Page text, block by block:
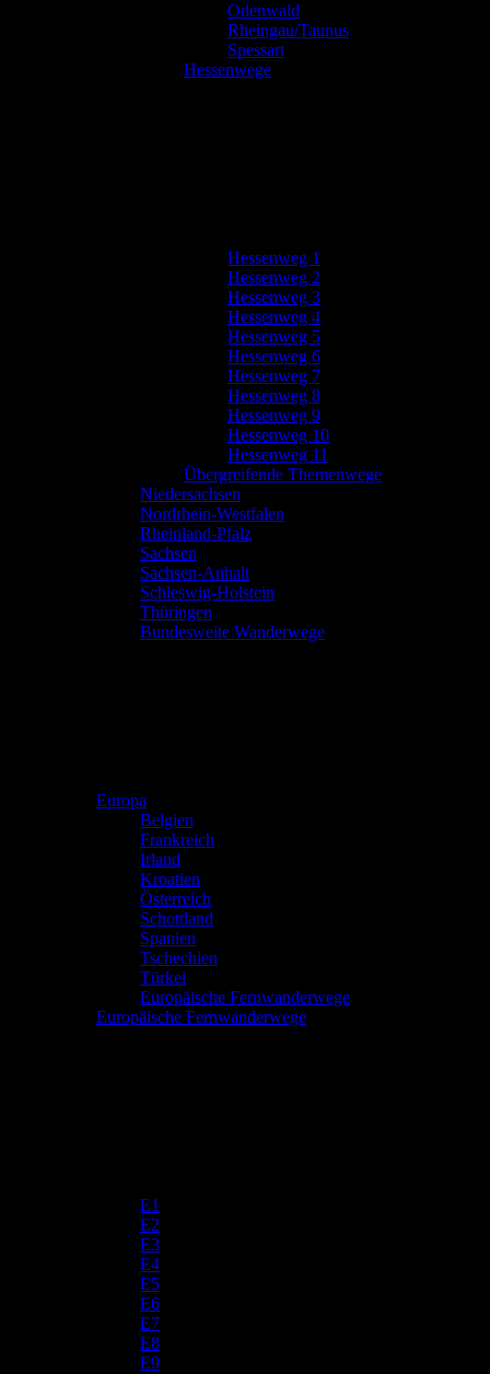
Odenwald
Rheingau/Taunus
Spessart
Hessenwege
Hessenweg 1
Hessenweg 2
Hessenweg 3
Hessenweg 4
Hessenweg 5
Hessenweg 6
Hessenweg 7
Hessenweg 8
Hessenweg 9
Hessenweg 10
Hessenweg 11
Übergreifende Themenwege
Niedersachsen
Nordrhein-Westfalen
Rheinland-Pfalz
Sachsen
Sachsen-Anhalt
Schleswig-Holstein
Thüringen
Bundesweite Wanderwege
Europa
Belgien
Frankreich
Irland
Kroatien
Österreich
Schottland
Spanien
Tschechien
Türkei
Europäische Fernwanderwege
Europäische Fernwanderwege
E1
E2
E3
E4
E5
E6
E7
E8
E9